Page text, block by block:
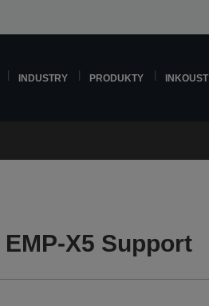
INDUSTRY PRODUKTY INKOUST
X5 Support